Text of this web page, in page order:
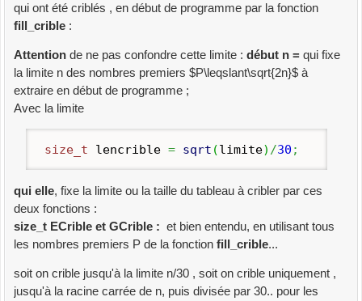
qui ont été criblés , en début de programme par la fonction
fill_crible :
Attention de ne pas confondre cette limite : début n = qui fixe
la limite n des nombres premiers $P\leqslant\sqrt{2n}$ à
extraire en début de programme ;
Avec la limite
size_t lencrible= sqrt (limite) /30 ;
qui elle, fixe la limite ou la taille du tableau à cribler par ces
deux fonctions :
size_t ECrible et GCrible : et bien entendu, en utilisant tous
les nombres premiers P de la fonction fill_crible...
soit on crible jusqu'à la limite n/30 , soit on crible uniquement ,
jusqu'à la racine carrée de n, puis divisée par 30.. pour les